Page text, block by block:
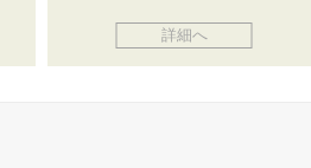
詳細へ